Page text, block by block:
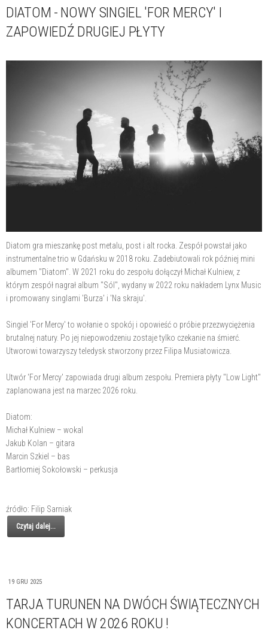
DIATOM - NOWY SINGIEL 'FOR MERCY' I
ZAPOWIEDŹ DRUGIEJ PŁYTY
Diatom gra mieszankę post metalu, post i alt rocka. Zespół powstał jako
instrumentalne trio w Gdańsku w 2018 roku. Zadebiutowali rok później mini
albumem "Diatom". W 2021 roku do zespołu dołączył Michał Kulniew, z
którym zespół nagrał album "Sól", wydany w 2022 roku nakładem Lynx Music
i promowany singlami 'Burza' i 'Na skraju'.
Singiel 'For Mercy' to wołanie o spokój i opowieść o próbie przezwyciężenia
brutalnej natury. Po jej niepowodzeniu zostaje tylko czekanie na śmierć.
Utworowi towarzyszy teledysk stworzony przez Filipa Musiatowicza.
Utwór 'For Mercy' zapowiada drugi album zespołu. Premiera płyty "Low Light"
zaplanowana jest na marzec 2026 roku.
Diatom:
Michał Kulniew – wokal
Jakub Kolan – gitara
Marcin Szkiel – bas
Bartłomiej Sokołowski – perkusja
źródło: Filip Sarniak
Czytaj dalej...
19 GRU 2025
TARJA TURUNEN NA DWÓCH ŚWIĄTECZNYCH
KONCERTACH W 2026 ROKU !